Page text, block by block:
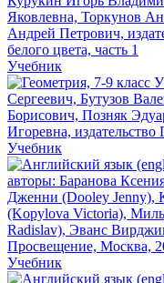
Учебник
Учебник
Учебник